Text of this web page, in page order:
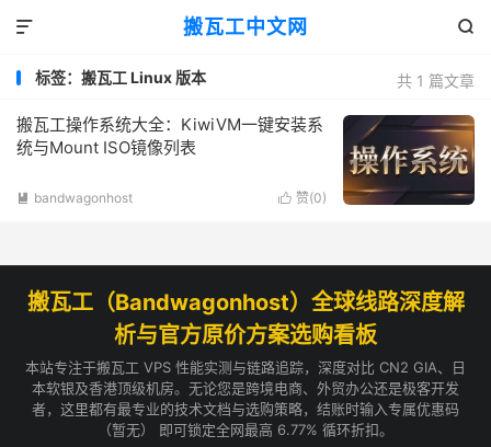
搬瓦工中文网 

共 1 篇文章
标签：搬瓦工 Linux 版本
搬瓦工操作系统大全：KiwiVM一键安装系
统与Mount ISO镜像列表
 赞(0)
 bandwagonhost
搬瓦工（Bandwagonhost）全球线路深度解
析与官方原价方案选购看板
本站专注于搬瓦工 VPS 性能实测与链路追踪，深度对比 CN2 GIA、日
本软银及香港顶级机房。无论您是跨境电商、外贸办公还是极客开发
者，这里都有最专业的技术文档与选购策略，结账时输入专属优惠码
（暂无） 即可锁定全网最高 6.77% 循环折扣。